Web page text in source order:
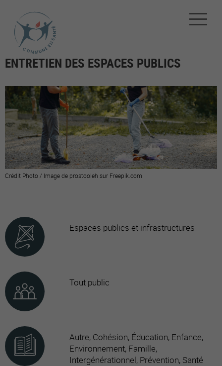
ENTRETIEN DES ESPACES PUBLICS
Crédit Photo / Image de prostooleh sur Freepik.com
Espaces publics et infrastructures
Tout public
Autre, Cohésion, Éducation, Enfance,
Environnement, Famille,
Intergénérationnel, Prévention, Santé